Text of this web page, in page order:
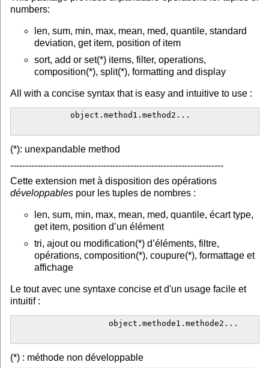
numbers:
len, sum, min, max, mean, med, quantile, standard
deviation, get item, position of item
sort, add or set(*) items, filter, operations,
composition(*), split(*), formatting and display
All with a concise syntax that is easy and intuitive to use :
            object.method1.method2...
(*): unexpandable method
-----------------------------------------------------------------------
Cette extension met à disposition des opérations
développables pour les tuples de nombres :
len, sum, min, max, mean, med, quantile, écart type,
get item, position d’un élément
tri, ajout ou modification(*) d’éléments, filtre,
opérations, composition(*), coupure(*), formattage et
affichage
Le tout avec une syntaxe concise et d'un usage facile et
intuitif :
                    object.methode1.methode2...
(*) : méthode non développable